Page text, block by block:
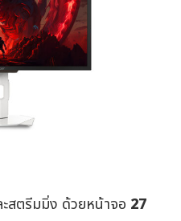
สตรีมมิ่ง ด้วยหน้าจอ 27